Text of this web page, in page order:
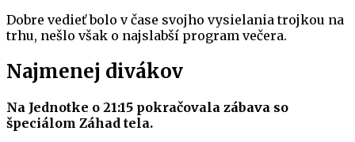
Dobre vedieť bolo v čase svojho vysielania trojkou na
trhu, nešlo však o najslabší program večera.
Najmenej divákov
Na Jednotke o 21:15 pokračovala zábava so
špeciálom Záhad tela.